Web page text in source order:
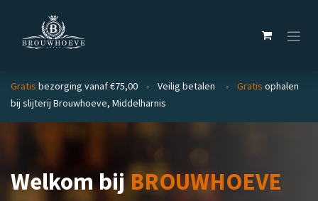
Gratis bezorging vanaf €75,00 - Veilig betalen - Gratis ophalen
bij slijterij Brouwhoeve, Middelharnis
Welkom bijBROUWHOEVE